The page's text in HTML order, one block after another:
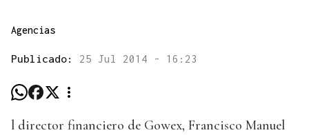
Agencias
Publicado: 25 Jul 2014 - 16:23
l director financiero de Gowex, Francisco Manuel